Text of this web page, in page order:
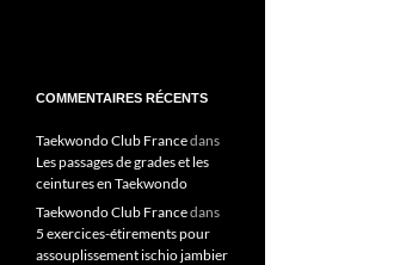
COMMENTAIRES RÉCENTS
Taekwondo Club Francedans
Les passages de grades et les
ceintures en Taekwondo
Taekwondo Club Francedans
5 exercices-étirements pour
assouplissement ischio jambier